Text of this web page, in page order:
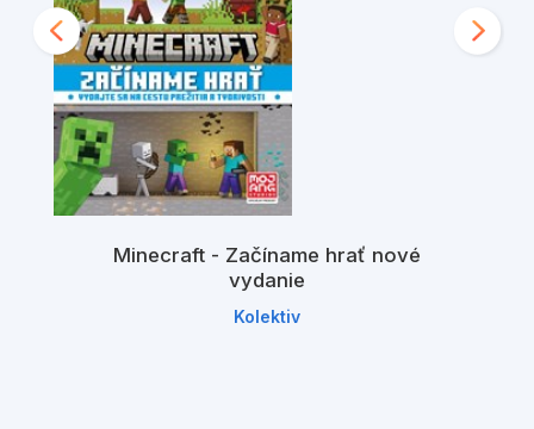
Minecraft - Začíname hrať nové
vydanie
Kolektiv